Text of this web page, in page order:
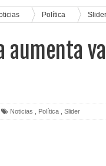
Política Slider
aumenta
Noticias Política Slider